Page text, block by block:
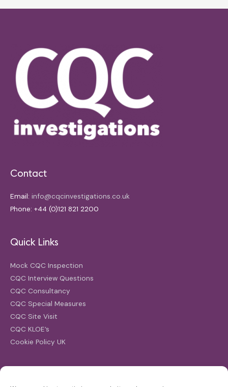
Contact
Email: info@cqcinvestigations.co.uk
Phone: +44 (0)121 821 2200
Quick Links
Mock CQC Inspection
CQC Interview Questions
CQC Consultancy
CQC Special Measures
CQC Site Visit
CQC KLOE’s
Cookie Policy UK